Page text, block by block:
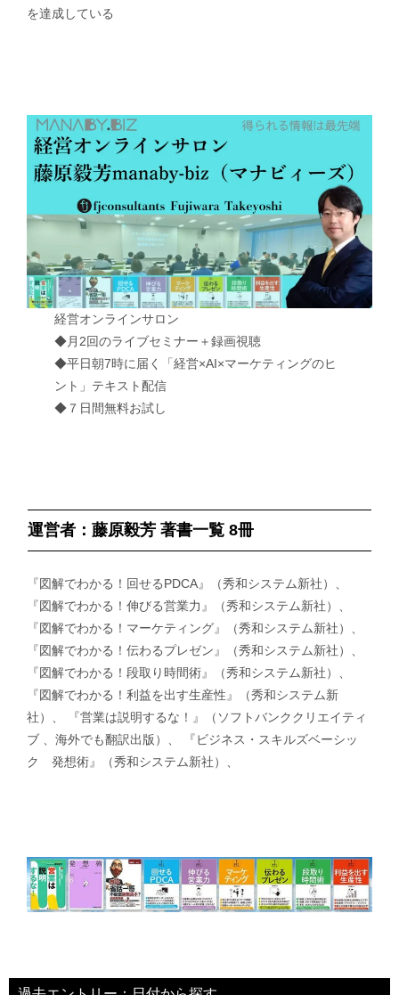
を達成している
経営オンラインサロン
◆月2回のライブセミナー＋録画視聴
◆平日朝7時に届く「経営×AI×マーケティングのヒ
ント」テキスト配信
◆７日間無料お試し
運営者：藤原毅芳 著書一覧 8冊
『図解でわかる！回せるPDCA』（秀和システム新社）、
『図解でわかる！伸びる営業力』（秀和システム新社）、
『図解でわかる！マーケティング』（秀和システム新社）、
『図解でわかる！伝わるプレゼン』（秀和システム新社）、
『図解でわかる！段取り時間術』（秀和システム新社）、
『図解でわかる！利益を出す生産性』（秀和システム新
社）、 『営業は説明するな！』（ソフトバンククリエイティ
ブ 、海外でも翻訳出版）、 『ビジネス・スキルズベーシッ
ク 発想術』（秀和システム新社）、